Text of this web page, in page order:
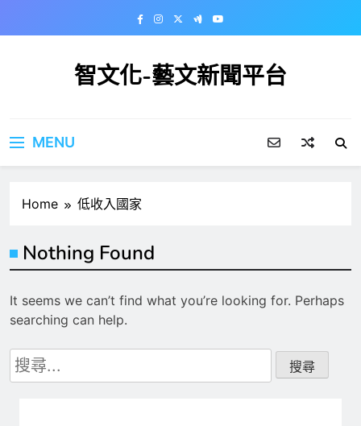
智文化-藝文新聞平台
MENU
Home 低收入國家
Nothing Found
It seems we can’t find what you’re looking for. Perhaps
searching can help.
搜
尋